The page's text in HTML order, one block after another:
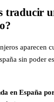
traducir
aparecen
sin poder
en España